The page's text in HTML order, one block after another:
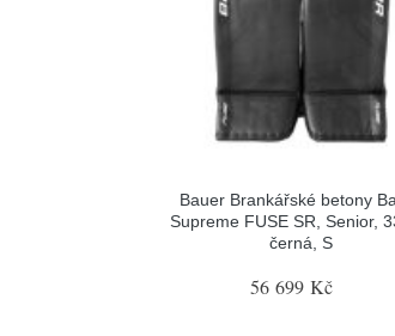
Bauer Brankářské betony
Supreme FUSE SR, Senior,
černá, S
56 699 Kč